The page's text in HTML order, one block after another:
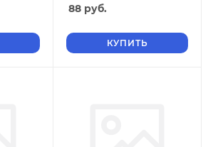
88 руб.
КУПИТЬ